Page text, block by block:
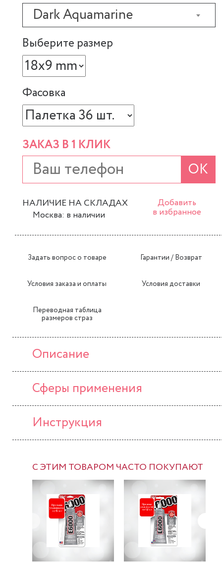
Dark Aquamarine
Выберите размер
Фасовка
ЗАКАЗ В 1 КЛИК
ОК
НАЛИЧИЕ НА СКЛАДАХ
Москва: в наличии
Добавить
в избранное
Задать вопрос о товаре Гарантии / Возврат
Условия заказа и оплаты Условия доставки
Переводная таблица
размеров страз
Описание
Сферы применения
Инструкция
С ЭТИМ ТОВАРОМ ЧАСТО ПОКУПАЮТ